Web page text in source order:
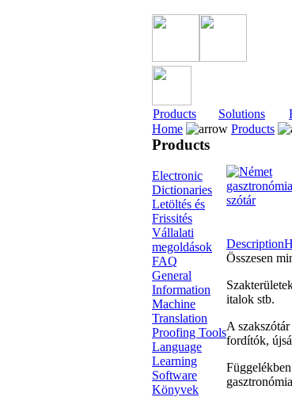
Products Solutions
Home
Products
Products
Electronic
Dictionaries
Letöltés és
Frissités
Vállalati
megoldások
FAQ
General
Information
Machine
Translation
Proofing Tools
Language
Learning
Software
Könyvek
Description
Összesen
italok stb.
A
fordítók,